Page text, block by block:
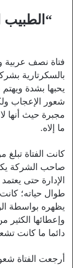
“الطبيب
فتاة نصف عربية
بالسكرتارية
يحبها بشدة ويهتم
شعور الإعجاب
مجبرة حيث أنها لا
ما إلاه.
كانت الفتاة
صاحب الشركة
الإدارة حتى
طوال حياته؛
يظهره بواسطة
وإعطائها الكثير
دائما ما كانت
أرجعت الفتاة